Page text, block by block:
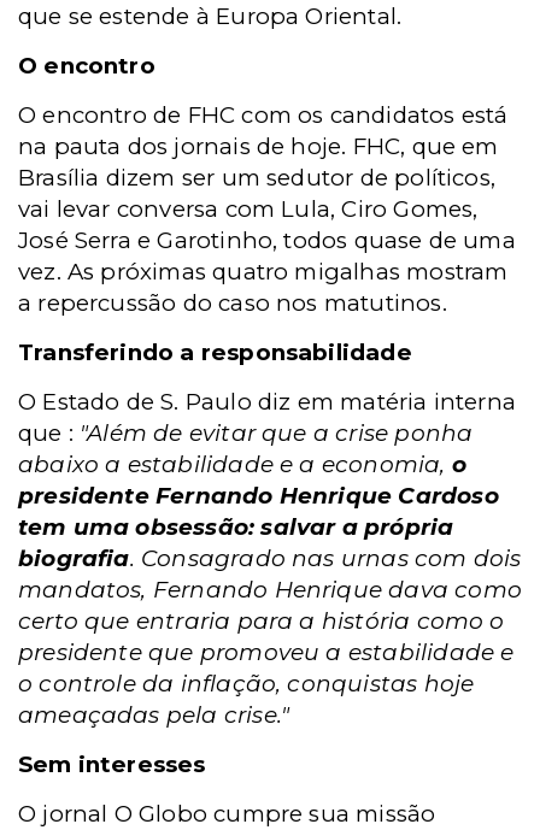
que se estende à Europa Oriental.
O encontro
O encontro de FHC com os candidatos está
na pauta dos jornais de hoje. FHC, que em
Brasília dizem ser um sedutor de políticos,
vai levar conversa com Lula, Ciro Gomes,
José Serra e Garotinho, todos quase de uma
vez. As próximas quatro migalhas mostram
a repercussão do caso nos matutinos.
Transferindo a responsabilidade
O Estado de S. Paulo diz em matéria interna
que : "Além de evitar que a crise ponha
abaixo a estabilidade e a economia, o
presidente Fernando Henrique Cardoso
tem uma obsessão: salvar a própria
biografia. Consagrado nas urnas com dois
mandatos, Fernando Henrique dava como
certo que entraria para a história como o
presidente que promoveu a estabilidade e
o controle da inflação, conquistas hoje
ameaçadas pela crise."
Sem interesses
O jornal O Globo cumpre sua missão